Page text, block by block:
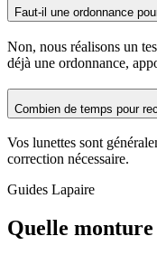
Faut-il une ordonnance
Non, nous réalisons un
déjà une ordonnance,
Combien de temps pour
Vos lunettes sont
correction nécessaire.
Guides Lapaire
Quelle